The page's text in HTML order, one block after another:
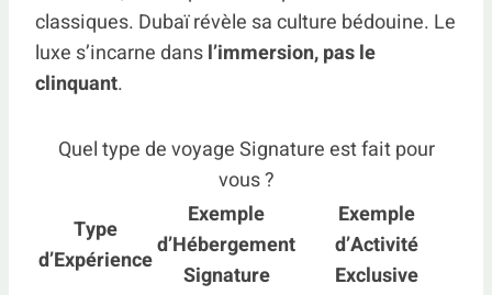
classiques. Dubaï révèle sa culture bédouine. Le
luxe s’incarne dansl’immersion, pas le
clinquant.
Quel type de voyage Signature est fait pour
vous ?
Type
d’Expérience
Exemple
d’Hébergement
Signature
Exemple
d’Activité
Exclusive